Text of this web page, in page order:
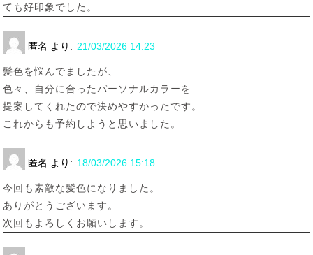
ても好印象でした。
匿名 より: 21/03/2026 14:23
髪色を悩んでましたが、
色々、自分に合ったパーソナルカラーを
提案してくれたので決めやすかったです。
これからも予約しようと思いました。
匿名 より: 18/03/2026 15:18
今回も素敵な髪色になりました。
ありがとうございます。
次回もよろしくお願いします。